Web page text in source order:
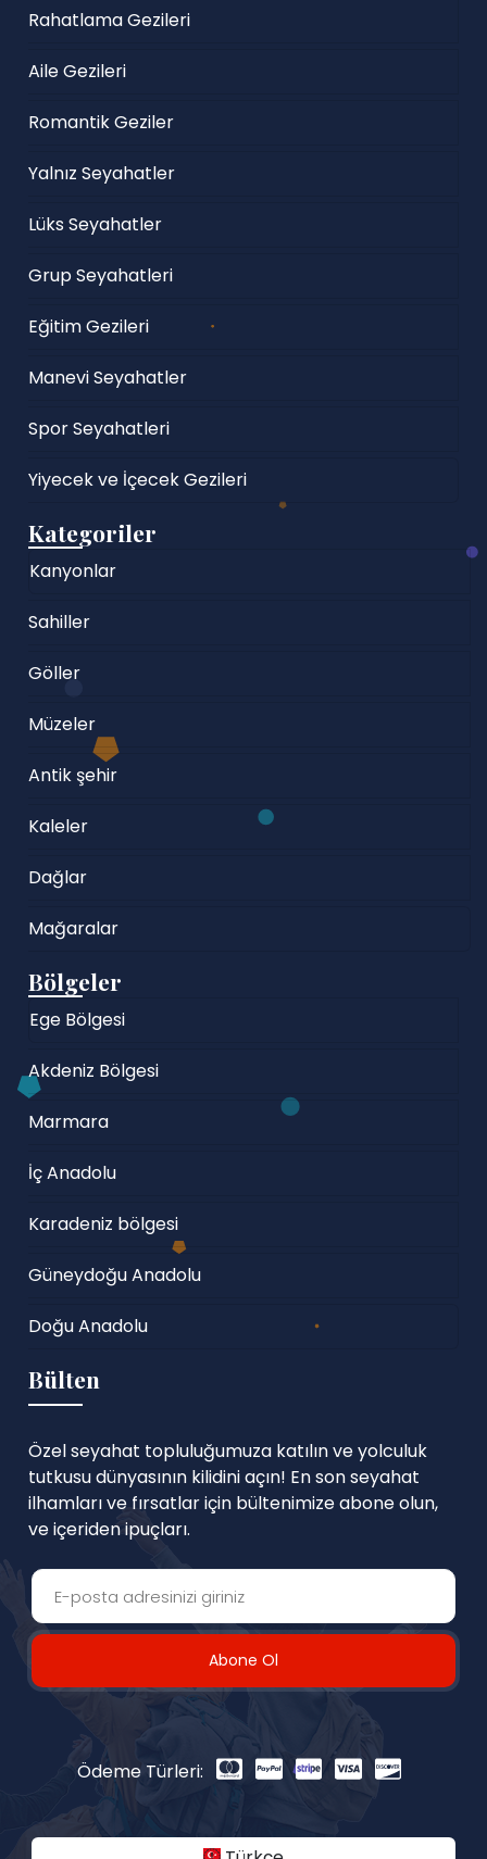
Rahatlama Gezileri
Aile Gezileri
Romantik Geziler
Yalnız Seyahatler
Lüks Seyahatler
Grup Seyahatleri
Eğitim Gezileri
Manevi Seyahatler
Spor Seyahatleri
Yiyecek ve İçecek Gezileri
Kategoriler
Kanyonlar
Sahiller
Göller
Müzeler
Antik şehir
Kaleler
Dağlar
Mağaralar
Bölgeler
Ege Bölgesi
Akdeniz Bölgesi
Marmara
İç Anadolu
Karadeniz bölgesi
Güneydoğu Anadolu
Doğu Anadolu
Bülten
Özel seyahat topluluğumuza katılın ve yolculuk
tutkusu dünyasının kilidini açın! En son seyahat
ilhamları ve fırsatlar için bültenimize abone olun,
ve içeriden ipuçları.
Abone Ol
Ödeme Türleri: